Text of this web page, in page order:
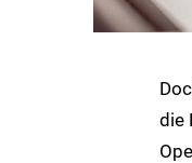
die